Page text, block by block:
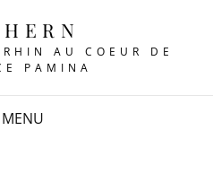
AU COEUR DE
PAMINA
MENU